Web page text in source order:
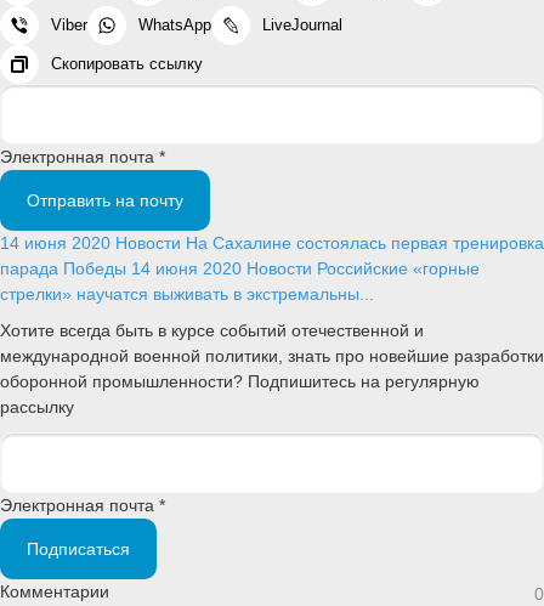
Viber WhatsApp LiveJournal
Скопировать ссылку
Электронная почта *
Отправить на почту
14 июня 2020 Новости На Сахалине состоялась первая тренировка
парада Победы 14 июня 2020 Новости Российские «горные
стрелки» научатся выживать в экстремальны...
Хотите всегда быть в курсе событий отечественной и
международной военной политики, знать про новейшие разработки
оборонной промышленности? Подпишитесь на регулярную
рассылку
Электронная почта *
Подписаться
Комментарии 0